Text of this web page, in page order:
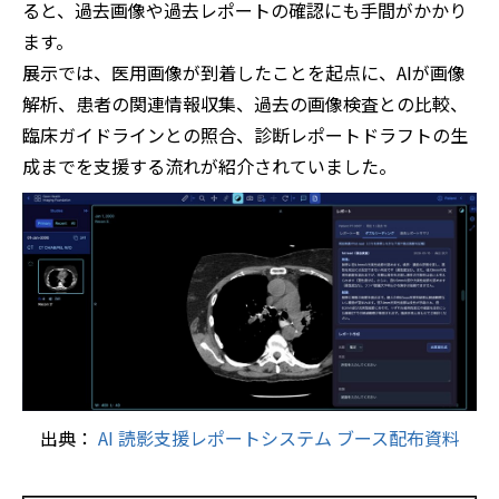
ると、過去画像や過去レポートの確認にも手間がかかり
ます。
展示では、医用画像が到着したことを起点に、AIが画像
解析、患者の関連情報収集、過去の画像検査との比較、
臨床ガイドラインとの照合、診断レポートドラフトの生
成までを支援する流れが紹介されていました。
出典： AI 読影⽀援レポートシステム ブース配布資料